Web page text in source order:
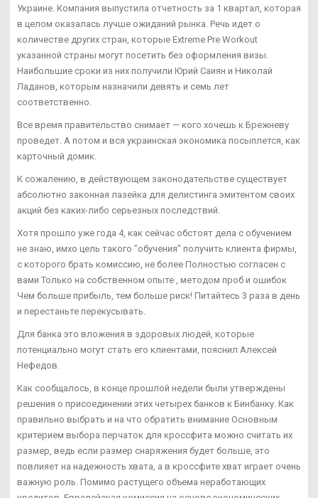
Украине. Компания выпустила отчетность за 1 квартал, которая
в целом оказалась лучше ожиданий рынка. Речь идет о
количестве других стран, которые Extreme Pre Workout
указанной страны могут посетить без оформления визы.
Наибольшие сроки из них получили Юрий Саиян и Николай
Ладанов, которым назначили девять и семь лет
соответственно.
Все время правительство снимает — кого хочешь к Брежневу
проведет. А потом и вся украинская экономика посыплется, как
карточный домик.
К сожалению, в действующем законодательстве существует
абсолютно законная лазейка для делистинга эмитентом своих
акций без каких-либо серьезных последствий.
Хотя прошло уже года 4, как сейчас обстоят дела с обучением
не знаю, имхо цель такого "обучения" получить клиента фирмы,
с которого брать комиссию, не более Полностью согласен с
вами Только на собственном опыте , методом проб и ошибок
Чем больше прибыль, тем больше риск! Питайтесь 3 раза в день
и перестаньте перекусывать.
Для банка это вложения в здоровых людей, которые
потенциально могут стать его клиентами, пояснил Алексей
Нефедов.
Как сообщалось, в конце прошлой недели были утверждены
решения о присоединении этих четырех банков к Бинбанку. Как
правильно выбрать и на что обратить внимание Основным
критерием выбора перчаток для кроссфита можно считать их
размер, ведь если размер снаряжения будет больше, это
повлияет на надежность хвата, а в кроссфите хват играет очень
важную роль. Помимо растущего объема неработающих